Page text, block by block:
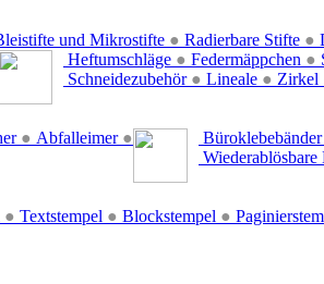
und Mikrostifte ● Radierbare Stifte ●
Heftumschläge ● Federmäppchen ●
Schneidezubehör ● Lineale ● Zirkel
● Abfalleimer ● Büroklebebänder
Wiederablösbare
● Textstempel ● Blockstempel ●